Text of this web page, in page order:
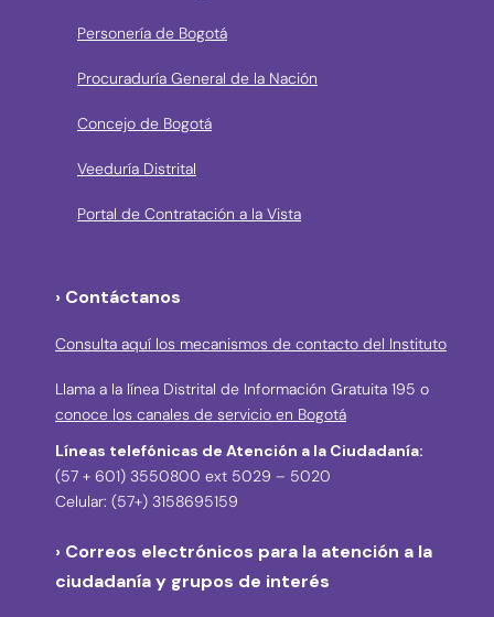
Personería de Bogotá
Procuraduría General de la Nación
Concejo de Bogotá
Veeduría Distrital
Portal de Contratación a la Vista
› Contáctanos
Consulta aquí los mecanismos de contacto del Instituto
Llama a la línea Distrital de Información Gratuita 195 o
conoce los canales de servicio en Bogotá
Líneas telefónicas de Atención a la Ciudadanía:
(57 + 601) 3550800 ext 5029 – 5020
Celular: (57+) 3158695159
› Correos electrónicos para la atención a la
ciudadanía y grupos de interés